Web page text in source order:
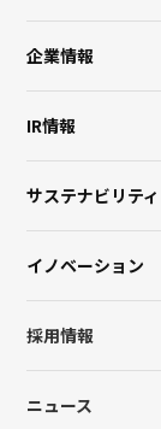
企業情報
IR情報
サステナビリティ
イノベーション
採用情報
ニュース